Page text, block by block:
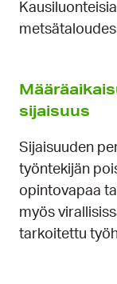
sijaisuus
Sijaisuuden
työntekijän
opintovapaa
myös
tarkoitettu